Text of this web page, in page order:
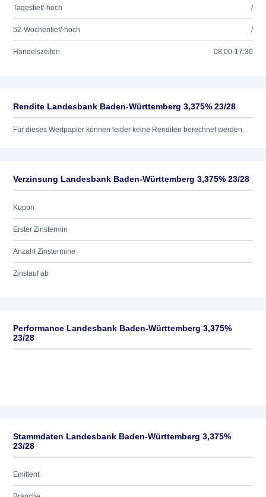
Tagestief/-hoch /
52-Wochentief/-hoch /
Handelszeiten 08:00-17:30
Rendite Landesbank Baden-Württemberg 3,375% 23/28
Für dieses Wertpapier können leider keine Renditen berechnet werden.
Verzinsung Landesbank Baden-Württemberg 3,375% 23/28
Kupon
Erster Zinstermin
Anzahl Zinstermine
Zinslauf ab
Performance Landesbank Baden-Württemberg 3,375%
23/28
Stammdaten Landesbank Baden-Württemberg 3,375%
23/28
Emittent